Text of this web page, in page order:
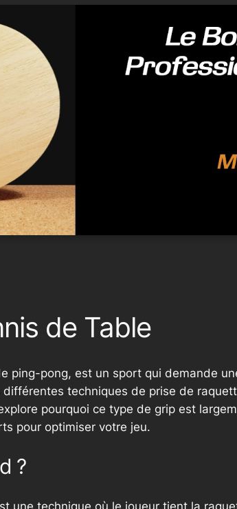
de Table
ping-pong, est un sport qui demande
techniques de prise de
pourquoi ce type de grip est
pour optimiser votre jeu.
?
une technique où le joueur tient la